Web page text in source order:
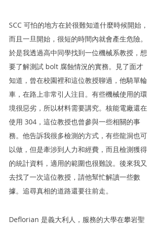
SCC 可怕的地方在於很難知道什麼時候開始，
而且一旦開始，很短的時間內就會產生危險。
於是我透過高中同學找到一位機械系教授，想
要了解測試 bolt 腐蝕情況的實務。見了面才
知道，曾在校園裡和這位教授聊過，他騎單輪
車，在路上非常引人注目。有些機械使用的環
境很惡劣，所以材料需要講究。核能電廠還在
使用 304，這位教授也曾參與一些相關的事
務。他告訴我很多檢測的方式，有些龍洞也可
以做，但是牽涉到人力和經費，而且檢測獲得
的統計資料，適用的範圍也很難說。後來我又
去找了一次這位教授，請他幫忙解讀一些數
據。追尋真相的道路還要往前走。
Deflorian 是義大利人，服務的大學在攀岩聖